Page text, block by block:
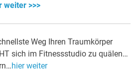
weiter >>>
Weg Ihren Traumkörper
sich im Fitnessstudio zu quälen…
hier weiter